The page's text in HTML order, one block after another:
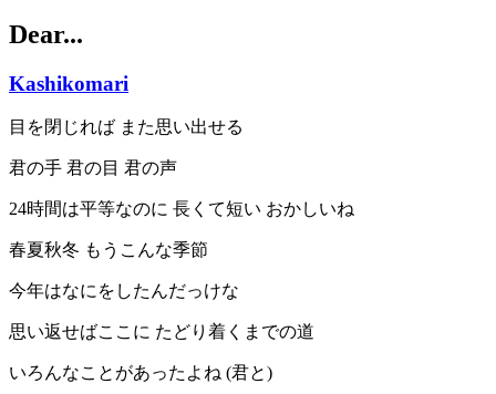
Dear...
Kashikomari
目を閉じれば また思い出せる
君の手 君の目 君の声
24時間は平等なのに 長くて短い おかしいね
春夏秋冬 もうこんな季節
今年はなにをしたんだっけな
思い返せばここに たどり着くまでの道
いろんなことがあったよね (君と)